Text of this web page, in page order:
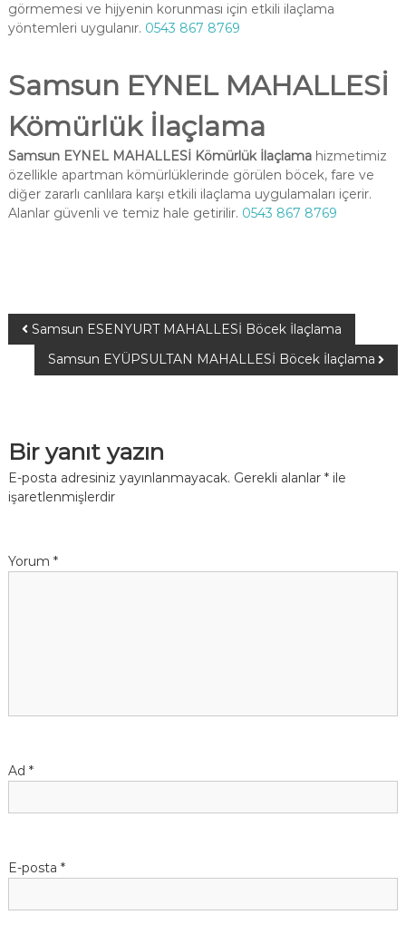
görmemesi ve hijyenin korunması için etkili ilaçlama
yöntemleri uygulanır. 0543 867 8769
Samsun EYNEL MAHALLESİ
Kömürlük İlaçlama
Samsun EYNEL MAHALLESİ Kömürlük İlaçlamahizmetimiz
özellikle apartman kömürlüklerinde görülen böcek, fare ve
diğer zararlı canlılara karşı etkili ilaçlama uygulamaları içerir.
Alanlar güvenli ve temiz hale getirilir. 0543 867 8769
Samsun ESENYURT MAHALLESİ Böcek İlaçlama
Samsun EYÜPSULTAN MAHALLESİ Böcek İlaçlama
Bir yanıt yazın
E-posta adresiniz yayınlanmayacak. Gerekli alanlar *ile
işaretlenmişlerdir
Yorum *
Ad *
E-posta *